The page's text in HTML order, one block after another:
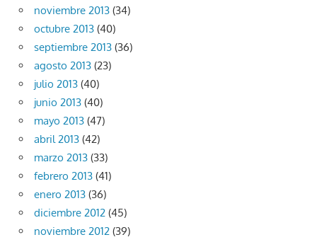
noviembre 2013 (34)
octubre 2013 (40)
septiembre 2013 (36)
agosto 2013 (23)
julio 2013 (40)
junio 2013 (40)
mayo 2013 (47)
abril 2013 (42)
marzo 2013 (33)
febrero 2013 (41)
enero 2013 (36)
diciembre 2012 (45)
noviembre 2012 (39)